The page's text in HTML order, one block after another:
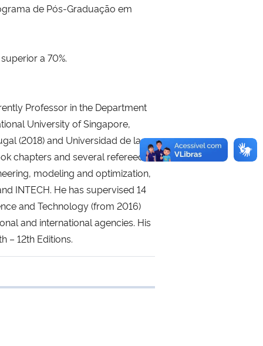
de Pós-Graduação em
a 70%.
Professor in the Department
University of Singapore,
(2018) and Universidad de la
chapters and several refereed
modeling and optimization,
INTECH. He has supervised 14
and Technology (from 2016)
and international agencies. His
– 12th Editions.
transferência